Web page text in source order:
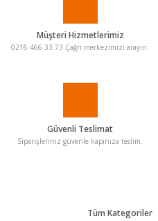
Müşteri Hizmetlerimiz
0216 466 33 73 Çağrı merkezimizi arayın.
Güvenli Teslimat
Siparişleriniz güvenle kapınıza teslim.
Tüm Kategoriler